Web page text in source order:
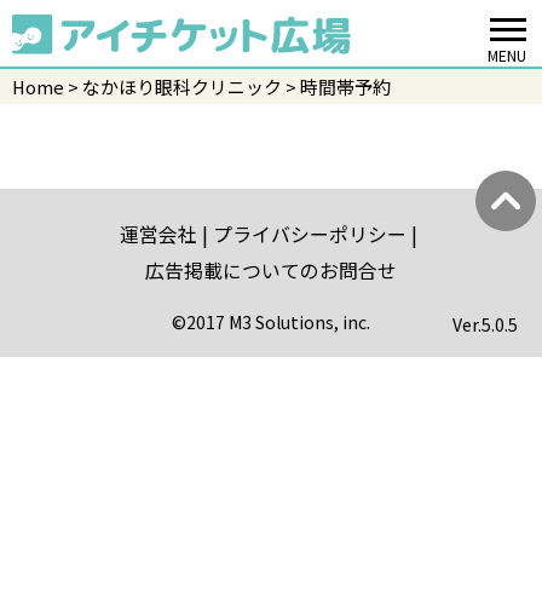
MENU
Home なかほり眼科クリニック 時間帯予約
運営会社
プライバシーポリシー
広告掲載についてのお問合せ
©2017 M3 Solutions, inc. Ver.5.0.5